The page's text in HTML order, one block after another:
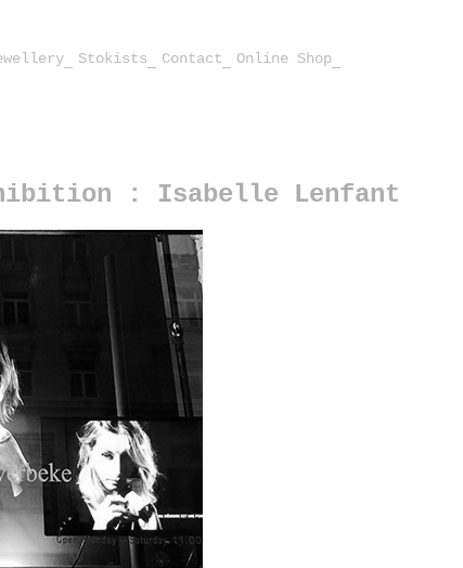
Stokists Contact Online Shop
: Isabelle Lenfant